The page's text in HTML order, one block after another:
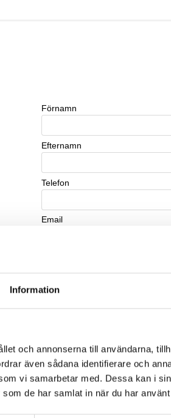
Information
och annonserna till användarna,
även sådana identifierare och
vi samarbetar med. Dessa kan i
de har samlat in när du har